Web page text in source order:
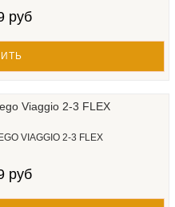
руб
VIAGGIO 2-3 FLEX
руб